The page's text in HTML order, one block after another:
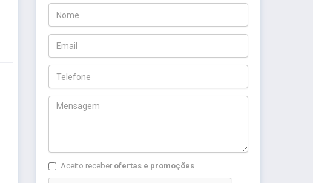
Aceito receber ofertas e promoções